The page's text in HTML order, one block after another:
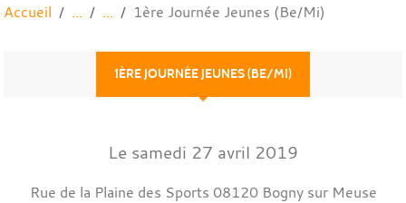
Accueil 1ère Journée Jeunes (Be/Mi)
1ÈRE JOURNÉE JEUNES (BE/MI)
Le samedi 27 avril 2019
Rue de la Plaine des Sports 08120 Bogny sur Meuse